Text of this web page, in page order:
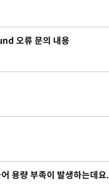
오류 문의 내용
용량 부족이 발생하는데요.